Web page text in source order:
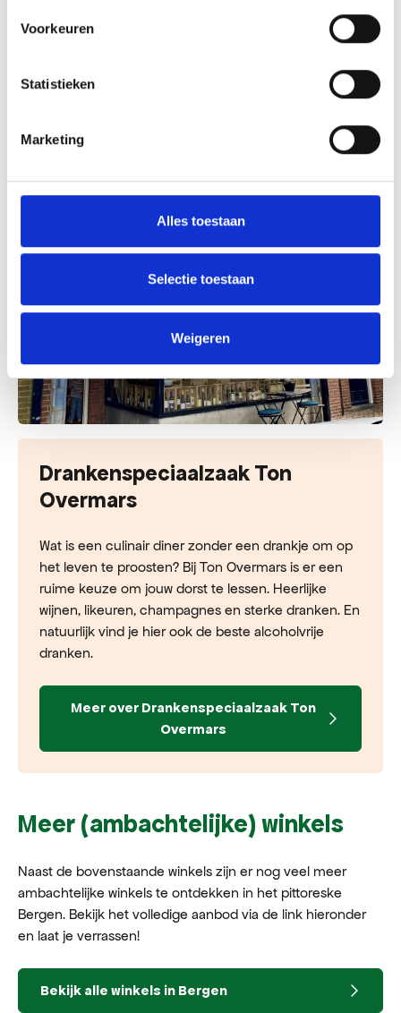
Voorkeuren
Statistieken
Marketing
Alles toestaan
Selectie toestaan
Weigeren
Drankenspeciaalzaak Ton
Overmars
Wat is een culinair diner zonder een drankje om op
het leven te proosten? Bij Ton Overmars is er een
ruime keuze om jouw dorst te lessen. Heerlijke
wijnen, likeuren, champagnes en sterke dranken. En
natuurlijk vind je hier ook de beste alcoholvrije
dranken.
Meer over Drankenspeciaalzaak Ton
Overmars
Meer (ambachtelijke) winkels
Naast de bovenstaande winkels zijn er nog veel meer
ambachtelijke winkels te ontdekken in het pittoreske
Bergen. Bekijk het volledige aanbod via de link hieronder
en laat je verrassen!
Bekijk alle winkels in Bergen